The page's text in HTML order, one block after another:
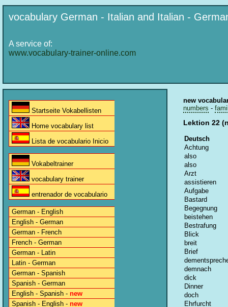
vocabulary German - Italian and Italian -
A service of:
www.vocabulary-trainer-online.com
Startseite Vokabellisten
Home vocabulary list
Lista de vocabulario Inicio
Vokabeltrainer
vocabulary trainer
entrenador de vocabulario
German - English
English - German
German - French
French - German
German - Latin
Latin - German
German - Spanish
Spanish - German
English - Spanish - new
Spanish - English - new
new
numbers -
Lektion 22
Deutsch
Achtung
also
also
Arzt
assistieren
Aufgabe
Bastard
Begegnung
beistehen
Bestrafung
Blick
breit
Brief
demnach
dick
Dinner
doch
Ehrfurcht